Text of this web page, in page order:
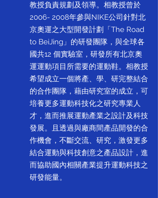
教授負責規劃及領導。相教授曾於
2006- 2008年參與NIKE公司針對北
京奧運之大型開發計劃「The Road
to BeiJing」的研發團隊，與全球各
國共12 個實驗室，研發所有北京奧
運運動項目所需要的運動鞋。相教授
希望成立一個將產、學、研完整結合
的合作團隊，藉由研究室的成立，可
培養更多運動科技化之研究專業人
才，進而推展運動產業之設計及科技
發展。且透過與廠商間產品開發的合
作機會，不斷交流、研究，激發更多
結合運動與科技創意之產品設計，進
而協助國內相關產業提升運動科技之
研發能量。